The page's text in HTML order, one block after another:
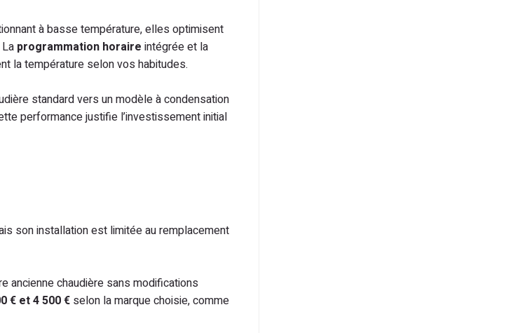
à basse température, elles optimisent
La programmation horaire intégrée et la
la température selon vos habitudes.
standard vers un modèle à condensation
performance justifie l’investissement initial
son installation est limitée au remplacement
ancienne chaudière sans modifications
€ et 4 500 € selon la marque choisie, comme